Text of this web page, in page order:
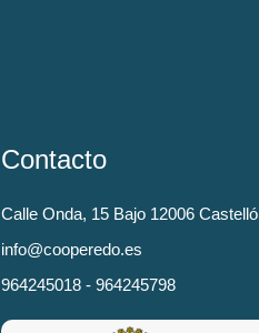
Contacto
Calle Onda, 15 Bajo 12006
info@cooperedo.es
964245018 - 964245798